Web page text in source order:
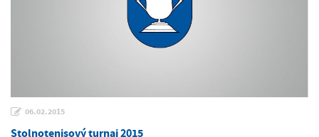
06.02.2015
Stolnotenisový turnaj 2015